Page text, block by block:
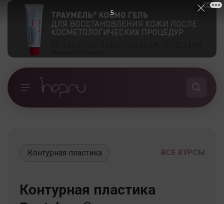
ВСЕ КУРСЫ
Контурная пластика
Контурная пластика
5